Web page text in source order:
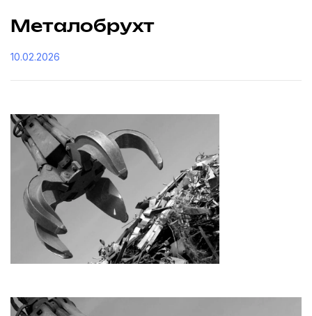
Металобрухт
10.02.2026